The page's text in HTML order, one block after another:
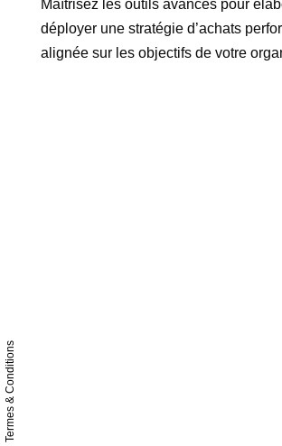
Maîtrisez les outils avancés pour
déployer une stratégie d’achats
alignée sur les objectifs de votre
Termes & Conditions